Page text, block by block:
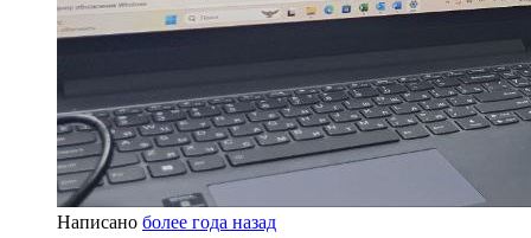
Написано более года назад